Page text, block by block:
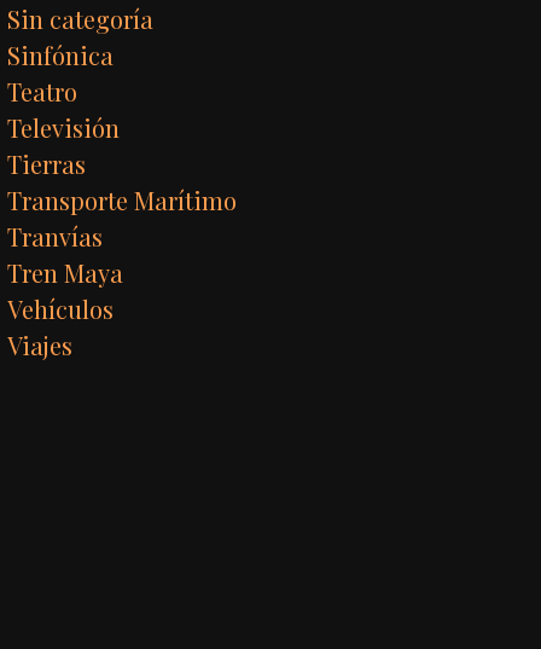
Sin categoría
Sinfónica
Teatro
Televisión
Tierras
Transporte Marítimo
Tranvías
Tren Maya
Vehículos
Viajes